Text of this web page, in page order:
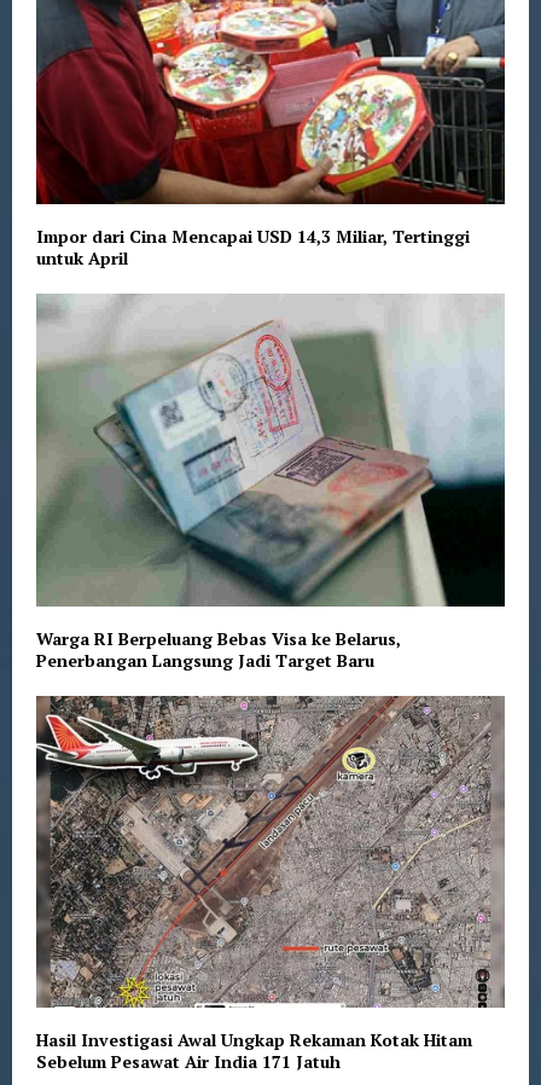
Impor dari Cina Mencapai USD 14,3 Miliar, Tertinggi
untuk April
Warga RI Berpeluang Bebas Visa ke Belarus,
Penerbangan Langsung Jadi Target Baru
Hasil Investigasi Awal Ungkap Rekaman Kotak Hitam
Sebelum Pesawat Air India 171 Jatuh